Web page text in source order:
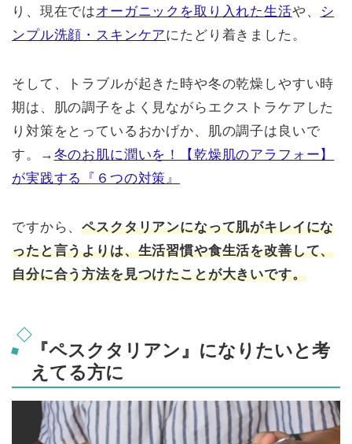
り、現在ではオーガニックを取り入れた生活や、
シ
ンプル洗顔・スキンケアにたどり着きました。
そして、トラブルが起きた時や冬の乾燥しやすい時
期は、肌の調子をよく見ながらエクストラケアした
り対策をとっているおかげか、肌の調子は良いで
す。→ 冬のお肌に潤いを！【乾燥肌のアラフォー】
が実践する『６つの対策』
ですから、ペスクタリアンになって肌がキレイにな
ったと言うよりは、生活習慣や食生活を改善して、
自分に合う方法を見つけたことが大きいです。
『ペスクタリアン』になりたいと考
えてる方に